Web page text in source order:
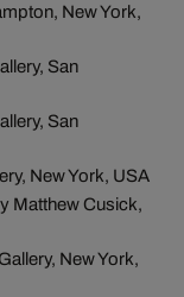
New York,
San
San
New York, USA
Matthew Cusick,
New York,